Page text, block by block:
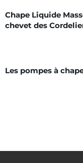
Chape Liquide
chevet des
Les pompes à